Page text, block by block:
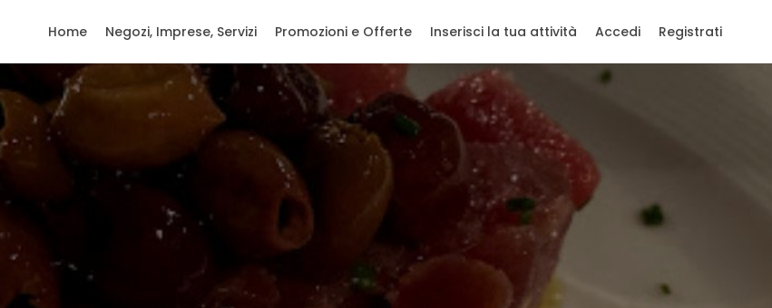
Home Negozi, Imprese, Servizi Promozioni e Offerte Inserisci la tua attività Accedi Registrati